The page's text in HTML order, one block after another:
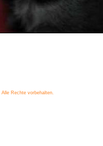
Alle Rechte vorbehalten.